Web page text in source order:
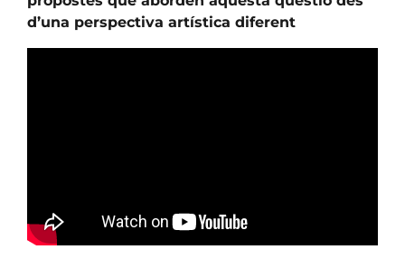
d’una perspectiva artística diferent